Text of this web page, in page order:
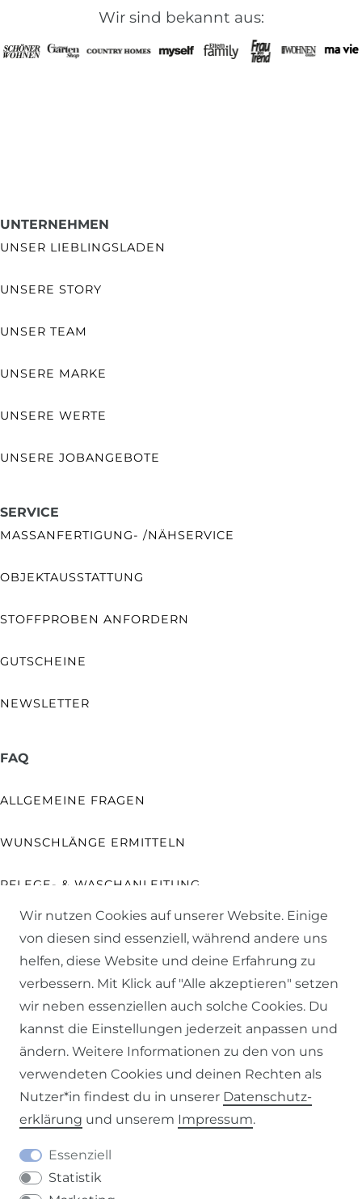
Wir sind bekannt aus:
UNTERNEHMEN
UNSER LIEBLINGSLADEN
UNSERE STORY
UNSER TEAM
UNSERE MARKE
UNSERE WERTE
UNSERE JOBANGEBOTE
SERVICE
MASSANFERTIGUNG- /NÄHSERVICE
OBJEKTAUSSTATTUNG
STOFFPROBEN ANFORDERN
GUTSCHEINE
NEWSLETTER
FAQ
ALLGEMEINE FRAGEN
WUNSCHLÄNGE ERMITTELN
PFLEGE- & WASCHANLEITUNG
GARDINEN-RATGEBER
SCHÖNER LEBEN. RATGEBER
RÜCKSENDUNGEN
EXKLUSIVE ARTIKEL
NACHHALTIGES SORTIMENT
Wir nutzen Cookies auf unserer Website. Einige
von diesen sind essenziell, während andere uns
helfen, diese Website und deine Erfahrung zu
verbessern. Mit Klick auf "Alle akzeptieren" setzen
wir neben essenziellen auch solche Cookies. Du
kannst die Einstellungen jederzeit anpassen und
ändern. Weitere Informationen zu den von uns
verwendeten Cookies und deinen Rechten als
Nutzer*in findest du in unserer Daten­schutz­
erklärung und unserem Impressum.
Essenziell
Statistik